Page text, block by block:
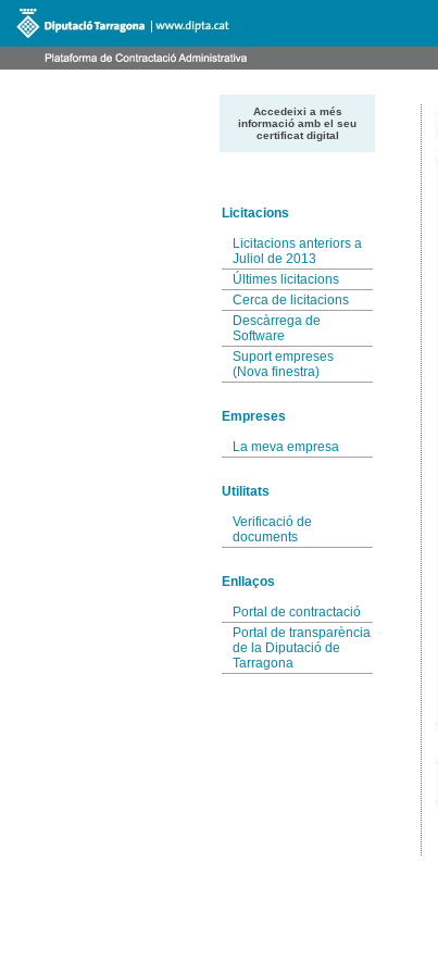
Accedeixi a més
informació amb el seu
certificat digital
Licitacions
Licitacions anteriors a
Juliol de 2013
Últimes licitacions
Cerca de licitacions
Descàrrega de
Software
Suport empreses
(Nova finestra)
Empreses
La meva empresa
Utilitats
Verificació de
documents
Enllaços
Portal de contractació
Portal de transparència
de la Diputació de
Tarragona